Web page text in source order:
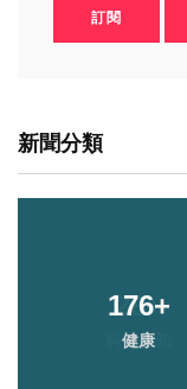
訂閱
新聞分類
176+
健康